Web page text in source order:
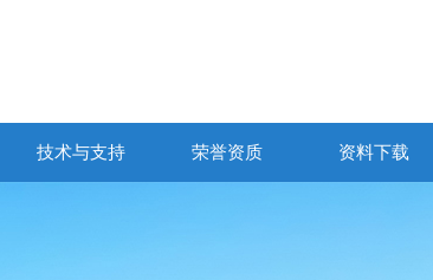
技术与支持 荣誉资质 资料下载